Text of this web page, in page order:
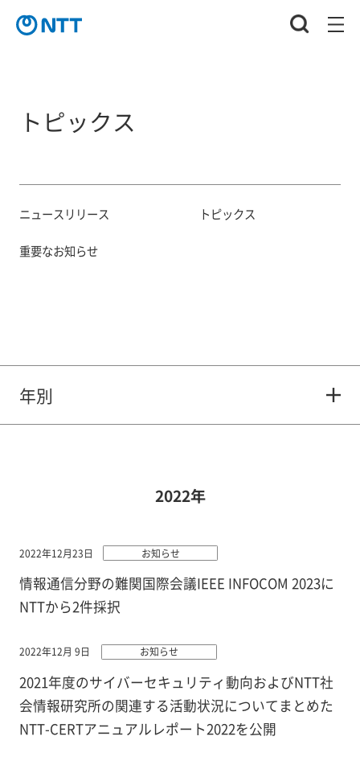
トピックス
ニュースリリース トピックス
重要なお知らせ
年別
2022年
2022年12月23日 お知らせ
情報通信分野の難関国際会議IEEE INFOCOM 2023に
NTTから2件採択
2022年12月 9日 お知らせ
2021年度のサイバーセキュリティ動向およびNTT社
会情報研究所の関連する活動状況についてまとめた
NTT-CERTアニュアルレポート2022を公開